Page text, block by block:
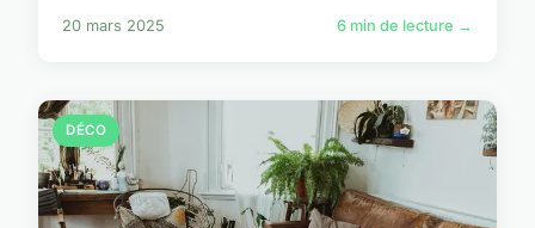
20 mars 2025 6 min de lecture →
DÉCO